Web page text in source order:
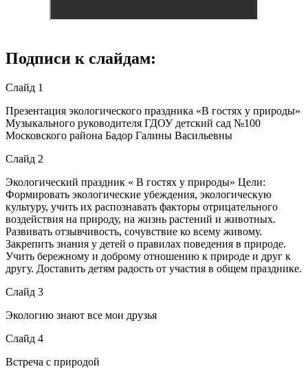
Подписи к слайдам:
Слайд 1
Презентация экологического праздника «В гостях у природы»
Музыкального руководителя ГДОУ детский сад №100
Московского района Бадор Галины Васильевны
Слайд 2
Экологический праздник « В гостях у природы» Цели:
Формировать экологические убеждения, экологическую
культуру, учить их распознавать факторы отрицательного
воздействия на природу, на жизнь растений и животных.
Развивать отзывчивость, сочувствие ко всему живому.
Закрепить знания у детей о правилах поведения в природе.
Учить бережному и доброму отношению к природе и друг к
другу. Доставить детям радость от участия в общем празднике.
Слайд 3
Экологию знают все мои друзья
Слайд 4
Встреча с природой